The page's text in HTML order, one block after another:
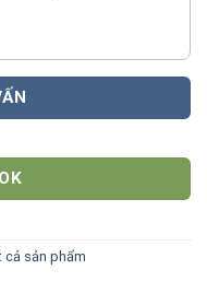
cả sản phẩm